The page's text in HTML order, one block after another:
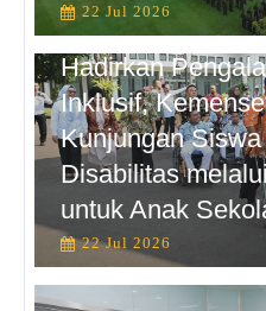
22 Jul 2026
Hadirkan
Inklusif,
Kunjungan
Disabilitas
untuk Anak
22 Jul 2026